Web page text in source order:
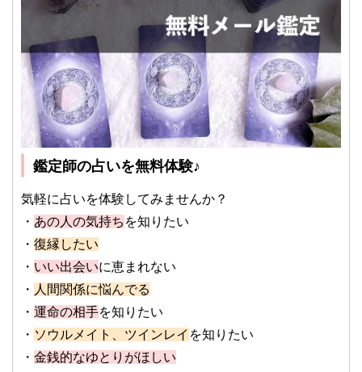
鑑定師の占いを無料体験♪
気軽に占いを体験してみませんか？
・ あの人の気持ち を知りたい
・ 復縁したい
・ いい出会いに恵まれない
・ 人間関係に悩んでる
・ 運命の相手を知りたい
・ ソウルメイト、ツインレイ を知りたい
・ 金銭的なゆとりがほしい